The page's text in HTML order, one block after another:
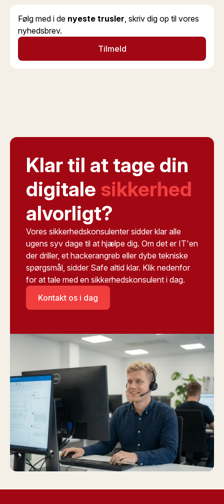
Følg med i de nyeste trusler, skriv dig op til vores
nyhedsbrev.
Tilmeld
Klar til at tage din
digitale sikkerhed
alvorligt?
Vores sikkerhedskonsulenter sidder klar alle
ugens syv dage til at hjælpe dig. Om det er IT'en
der driller, et hackerangreb eller dybe tekniske
spørgsmål, sidder Safe altid klar. Klik nedenfor
for at tale med en sikkerhedskonsulent i dag.
Kontakt os i dag